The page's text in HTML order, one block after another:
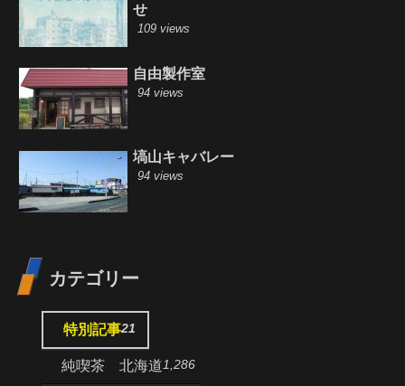
せ
109 views
自由製作室
94 views
塙山キャバレー
94 views
カテゴリー
特別記事21
純喫茶 北海道1,286